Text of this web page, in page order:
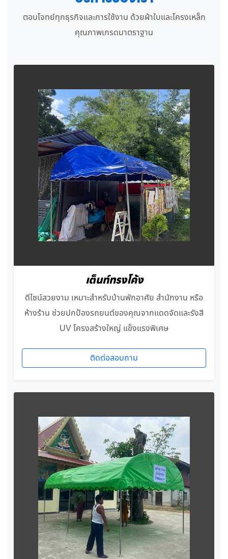
ตอบโจทย์ทุกธุรกิจและการใช้งาน ด้วยผ้าใบและโครงเหล็ก
คุณภาพเกรดมาตราฐาน
เต็นท์ทรงโค้ง
ดีไซน์สวยงาม เหมาะสำหรับบ้านพักอาศัย สำนักงาน หรือ
ห้างร้าน ช่วยปกป้องรถยนต์ของคุณจากแดดจัดและรังสี
UV โครงสร้างใหญ่ แข็งแรงพิเศษ
ติดต่อสอบถาม